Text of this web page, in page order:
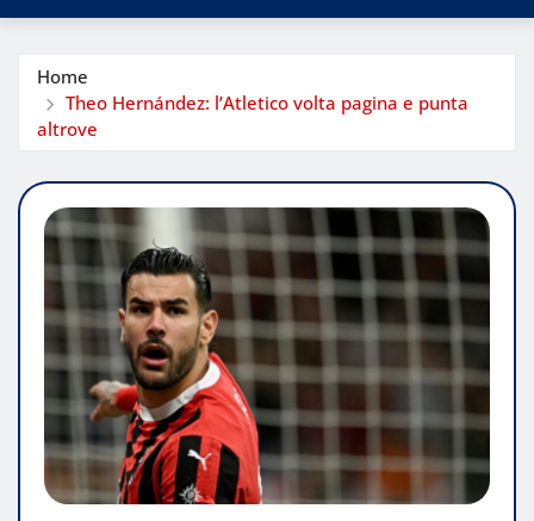
Home
Theo Hernández: l’Atletico volta pagina e punta
altrove